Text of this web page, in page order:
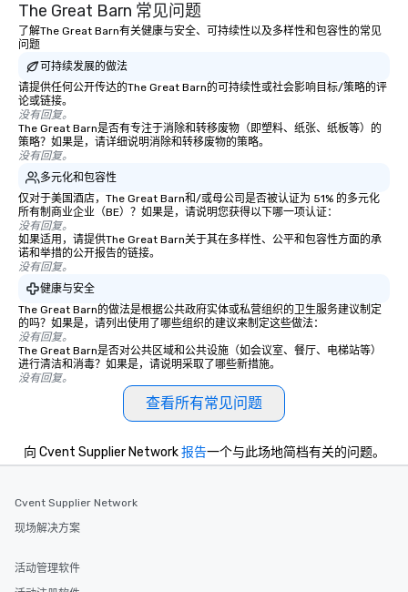
The Great Barn 常见问题
了解The Great Barn有关健康与安全、可持续性以及多样性和包容性的常见
问题
可持续发展的做法
请提供任何公开传达的The Great Barn的可持续性或社会影响目标/策略的评
论或链接。
没有回复。
The Great Barn是否有专注于消除和转移废物（即塑料、纸张、纸板等）的
策略？如果是，请详细说明消除和转移废物的策略。
没有回复。
多元化和包容性
仅对于美国酒店，The Great Barn和/或母公司是否被认证为 51% 的多元化
所有制商业企业（BE）？如果是，请说明您获得以下哪一项认证：
没有回复。
如果适用，请提供The Great Barn关于其在多样性、公平和包容性方面的承
诺和举措的公开报告的链接。
没有回复。
健康与安全
The Great Barn的做法是根据公共政府实体或私营组织的卫生服务建议制定
的吗？如果是，请列出使用了哪些组织的建议来制定这些做法：
没有回复。
The Great Barn是否对公共区域和公共设施（如会议室、餐厅、电梯站等）
进行清洁和消毒？如果是，请说明采取了哪些新措施。
没有回复。
查看所有常见问题
向 Cvent Supplier Network报告一个与此场地简档有关的问题。
Cvent Supplier Network
现场解决方案
活动管理软件